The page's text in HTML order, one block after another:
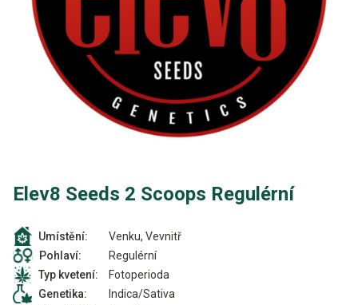
Elev8 Seeds 2 Scoops Regulérní
Umístění:
Venku, Vevnitř
Pohlaví:
Regulérní
Typ kvetení:
Fotoperioda
Genetika:
Indica/Sativa